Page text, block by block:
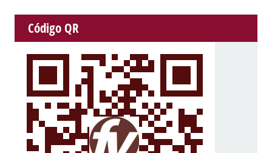
Código QR